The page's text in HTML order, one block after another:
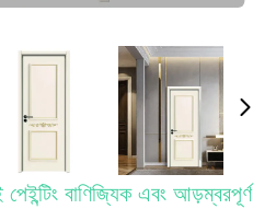
বাণিজ্যিক এবং আড়ম্বরপূর্ণ